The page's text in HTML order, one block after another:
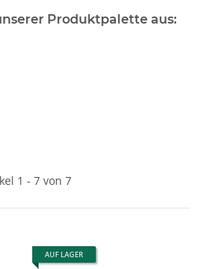
Produktpalette aus:
1 - 7 von 7
AUF LAGER